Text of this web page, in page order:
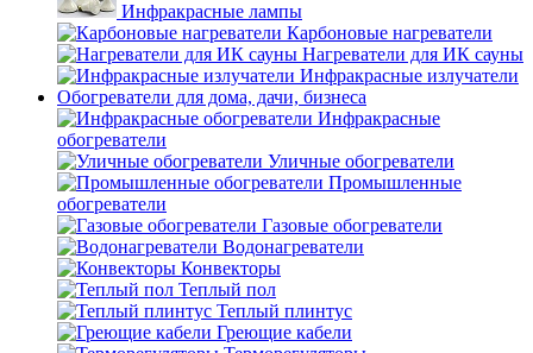
Инфракрасные лампы
Карбоновые нагреватели
Нагреватели для ИК сауны
Инфракрасные излучатели
Обогреватели для дома, дачи, бизнеса
Инфракрасные
обогреватели
Уличные обогреватели
Промышленные
обогреватели
Газовые обогреватели
Водонагреватели
Конвекторы
Теплый пол
Теплый плинтус
Греющие кабели